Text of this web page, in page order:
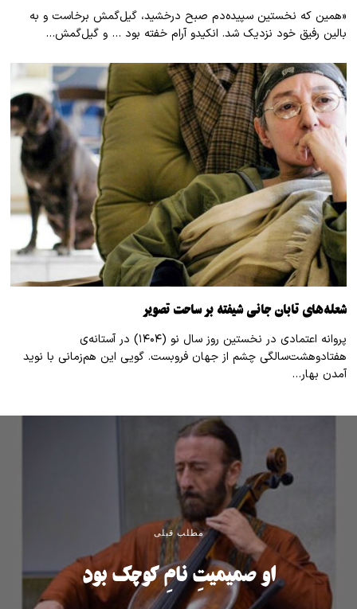
«همین که نخستین سپیده‌دم صبح درخشید، گیل‌گمش برخاست و به
بالین رفیق خود نزدیک شد. انکیدو آرام خفته بود … و گیل‌گمش…
شعله‌های تابان جانی شیفته بر ساحت تصویر
پروانه اعتمادی در نخستین روز سال نو (۱۴۰۴) در آستانه‌ی
هفتادوهشت‌سالگی چشم از جهان فروبست. گویی این هم‌زمانی با نوید
آمدن بهار…
مطلب قبلی
او صمیمیتِ نامِ کوچک بود